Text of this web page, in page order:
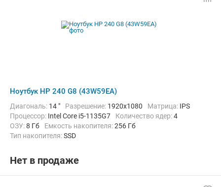
Ноутбук HP 240 G8 (43W59EA)
Диагональ: 14 " Разрешение: 1920x1080 Матрица: IPS
Процессор: Intel Core i5-1135G7 Количество ядер:4
ОЗУ:8 Гб Емкость накопителя:256 Гб
Тип накопителя:SSD
Операционная система:
Вес:1.52 кг
Нет в продаже